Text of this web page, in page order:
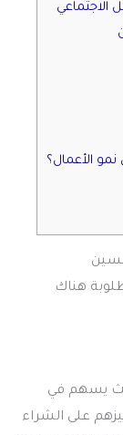
هناك
يسهم في
على الشراء